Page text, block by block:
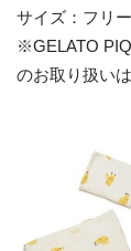
サイズ：フリ
※GELATO
のお取り扱い